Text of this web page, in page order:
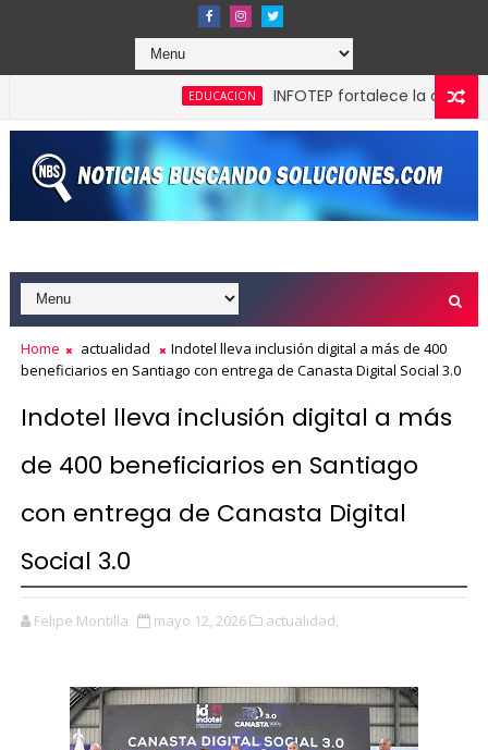
EDUCACION
INFOTEP fortalece la cultura
calificación crediticia AAA.do de Moody's Local RD con
Home actualidad
Indotel lleva inclusión digital a más de 400
beneficiarios en Santiago con entrega de Canasta Digital Social 3.0
Indotel lleva inclusión digital a más
de 400 beneficiarios en Santiago
con entrega de Canasta Digital
Social 3.0
Felipe Montilla mayo 12, 2026 actualidad,